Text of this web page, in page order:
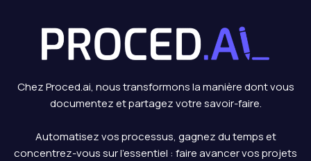
Chez Proced.ai, nous transformons la manière dont vous
documentez et partagez votre savoir-faire.
Automatisez vos processus, gagnez du temps et
concentrez-vous sur l’essentiel : faire avancer vos projets